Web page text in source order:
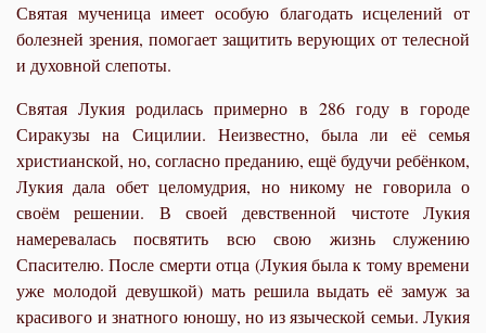
Святая мученица имеет особую благодать исцелений от
болезней зрения, помогает защитить верующих от телесной
и духовной слепоты.
Святая Лукия родилась примерно в 286 году в городе
Сиракузы на Сицилии. Неизвестно, была ли её семья
христианской, но, согласно преданию, ещё будучи ребёнком,
Лукия дала обет целомудрия, но никому не говорила о
своём решении. В своей девственной чистоте Лукия
намеревалась посвятить всю свою жизнь служению
Спасителю. После смерти отца (Лукия была к тому времени
уже молодой девушкой) мать решила выдать её замуж за
красивого и знатного юношу, но из языческой семьи. Лукия